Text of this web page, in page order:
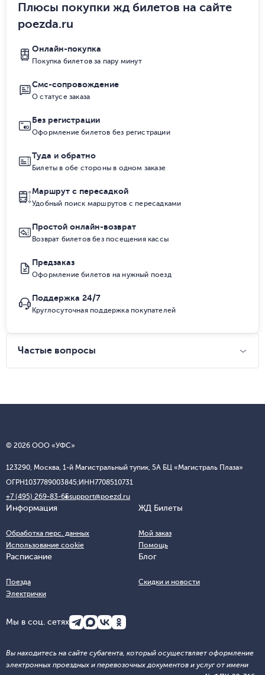
Плюсы покупки жд билетов на сайте
poezda.ru
Онлайн-покупка
Покупка билетов за пару минут
Смс-сопровождение
О статусе заказа
Без регистрации
Оформление билетов без регистрации
Туда и обратно
Билеты в обе стороны в одном заказе
Маршрут с пересадкой
Удобный поиск маршрутов с пересадками
Простой онлайн-возврат
Возврат билетов без посещения кассы
Предзаказ
Оформление билетов на нужный поезд
Поддержка 24/7
Круглосуточная поддержка покупателей
Частые вопросы
© 2026 ООО «УФС»
123290, Москва, 1-й Магистральный тупик, 5А БЦ «Магистраль Плаза»
ОГРН1037789003845;ИНН7708510731
+7 (495) 269-83-65support@poezd.ru
Информация
Обработка перс. данных
Использование cookie
ЖД Билеты
Мой заказ
Помощь
Расписание
Поезда
Электрички
Блог
Скидки и новости
Мы в соц. сетях
Вы находитесь на сайте субагента, который осуществляет оформление
электронных проездных и перевозочных документов и услуг от имени